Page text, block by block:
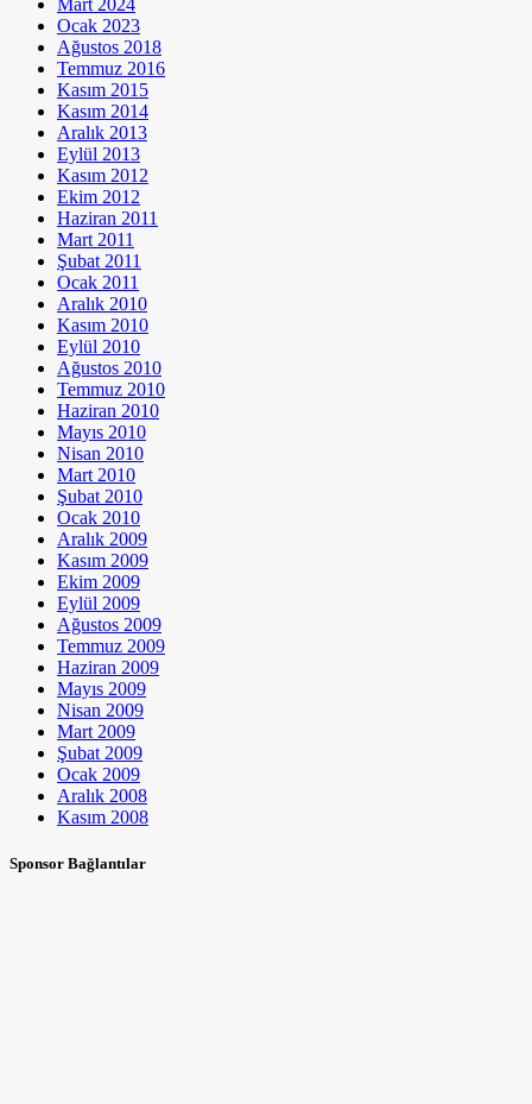
Mart 2024
Ocak 2023
Ağustos 2018
Temmuz 2016
Kasım 2015
Kasım 2014
Aralık 2013
Eylül 2013
Kasım 2012
Ekim 2012
Haziran 2011
Mart 2011
Şubat 2011
Ocak 2011
Aralık 2010
Kasım 2010
Eylül 2010
Ağustos 2010
Temmuz 2010
Haziran 2010
Mayıs 2010
Nisan 2010
Mart 2010
Şubat 2010
Ocak 2010
Aralık 2009
Kasım 2009
Ekim 2009
Eylül 2009
Ağustos 2009
Temmuz 2009
Haziran 2009
Mayıs 2009
Nisan 2009
Mart 2009
Şubat 2009
Ocak 2009
Aralık 2008
Kasım 2008
Sponsor Bağlantılar